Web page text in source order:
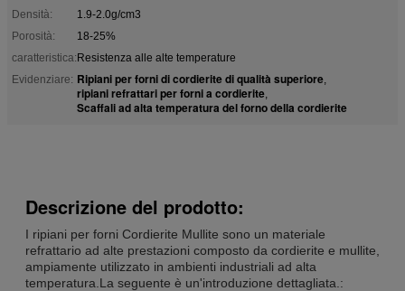
Densità:
1.9-2.0g/cm3
Porosità:
18-25%
caratteristica:Resistenza alle alte temperature
Evidenziare: Ripiani per forni di cordierite di qualità superiore,
ripiani refrattari per forni a cordierite,
Scaffali ad alta temperatura del forno della cordierite
Descrizione del prodotto:
I ripiani per forni Cordierite Mullite sono un materiale
refrattario ad alte prestazioni composto da cordierite e mullite,
ampiamente utilizzato in ambienti industriali ad alta
temperatura.La seguente è un'introduzione dettagliata.: